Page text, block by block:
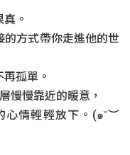
。
的方式帶你走進他的世
孤單。
慢慢靠近的暖意，
心情輕輕放下。(๑˘︶